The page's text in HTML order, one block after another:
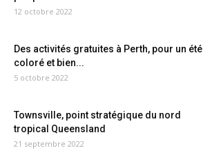
12 octobre 2022
Des activités gratuites à Perth, pour un été
coloré et bien...
5 octobre 2022
Townsville, point stratégique du nord
tropical Queensland
21 septembre 2022